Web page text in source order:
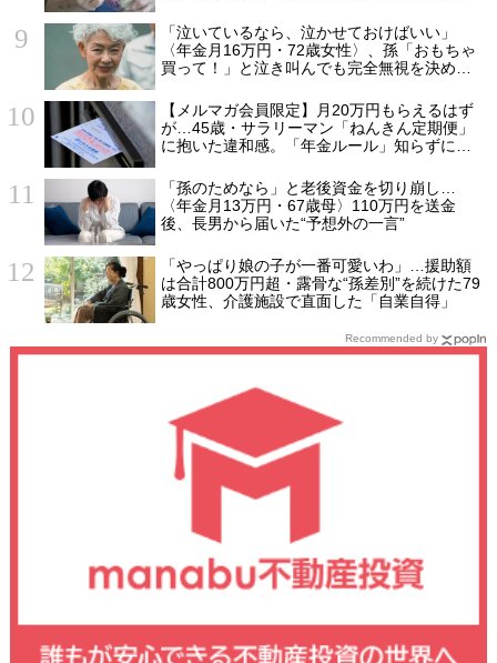
「泣いているなら、泣かせておけばいい」
〈年金月16万円・72歳女性〉、孫「おもちゃ
買って！」と泣き叫んでも完全無視を決め込
【メルマガ会員限定】月20万円もらえるはず
が…45歳・サラリーマン「ねんきん定期便」
に抱いた違和感。「年金ルール」知らずにそ
額に唖然「何かの間違いでは？」
「孫のためなら」と老後資金を切り崩し…
〈年金月13万円・67歳母〉110万円を送金
後、長男から届いた“予想外の一言”
「やっぱり娘の子が一番可愛いわ」…援助額
は合計800万円超・露骨な“孫差別”を続けた79
歳女性、介護施設で直面した「自業自得」
Recommended by